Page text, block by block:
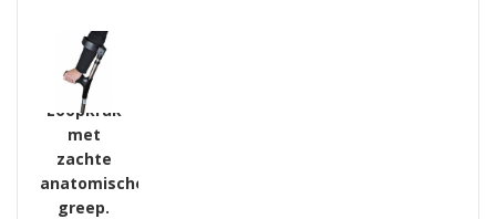
Loopkruk
met
zachte
anatomische
greep.